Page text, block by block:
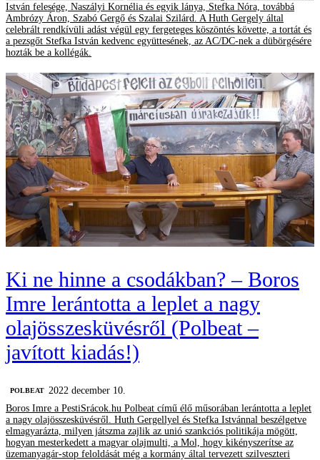
István felesége, Naszályi Kornélia és egyik lánya, Stefka Nóra, továbbá
Ambrózy Áron, Szabó Gergő és Szalai Szilárd. A Huth Gergely által
celebrált rendkívüli adást végül egy fergeteges köszöntés követte, a tortát és
a pezsgőt Stefka István kedvenc együttesének, az AC/DC-nek a dübörgésére
hozták be a kollégák.
Ki ne hinne a csodákban? – Boros
Imre lerántotta a leplet a nagy
olajösszesküvésről (Polbeat –
javított kiadás!)
‎POLBEAT
2022 december 10.
Boros Imre a PestiSrácok.hu Polbeat című élő műsorában lerántotta a leplet
a nagy olajösszesküvésről. Huth Gergellyel és Stefka Istvánnal beszélgetve
elmagyarázta, milyen játszma zajlik az unió szankciós politikája mögött,
hogyan mesterkedett a magyar olajmulti, a Mol, hogy kikényszerítse az
üzemanyagár-stop feloldását még a kormány által tervezett szilveszteri